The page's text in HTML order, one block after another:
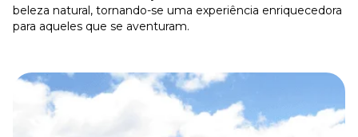
beleza natural, tornando-se uma experiência enriquecedora
para aqueles que se aventuram.